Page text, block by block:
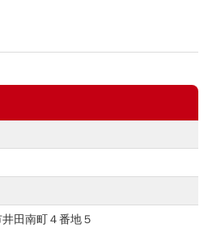
田南町４番地５